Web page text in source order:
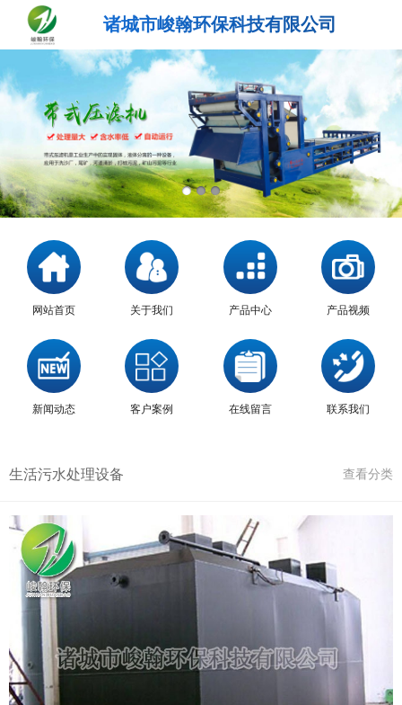
诸城市峻翰环保科技有限公司
网站首页 关于我们 产品中心 产品视频
新闻动态 客户案例 在线留言 联系我们
生活污水处理设备 查看分类